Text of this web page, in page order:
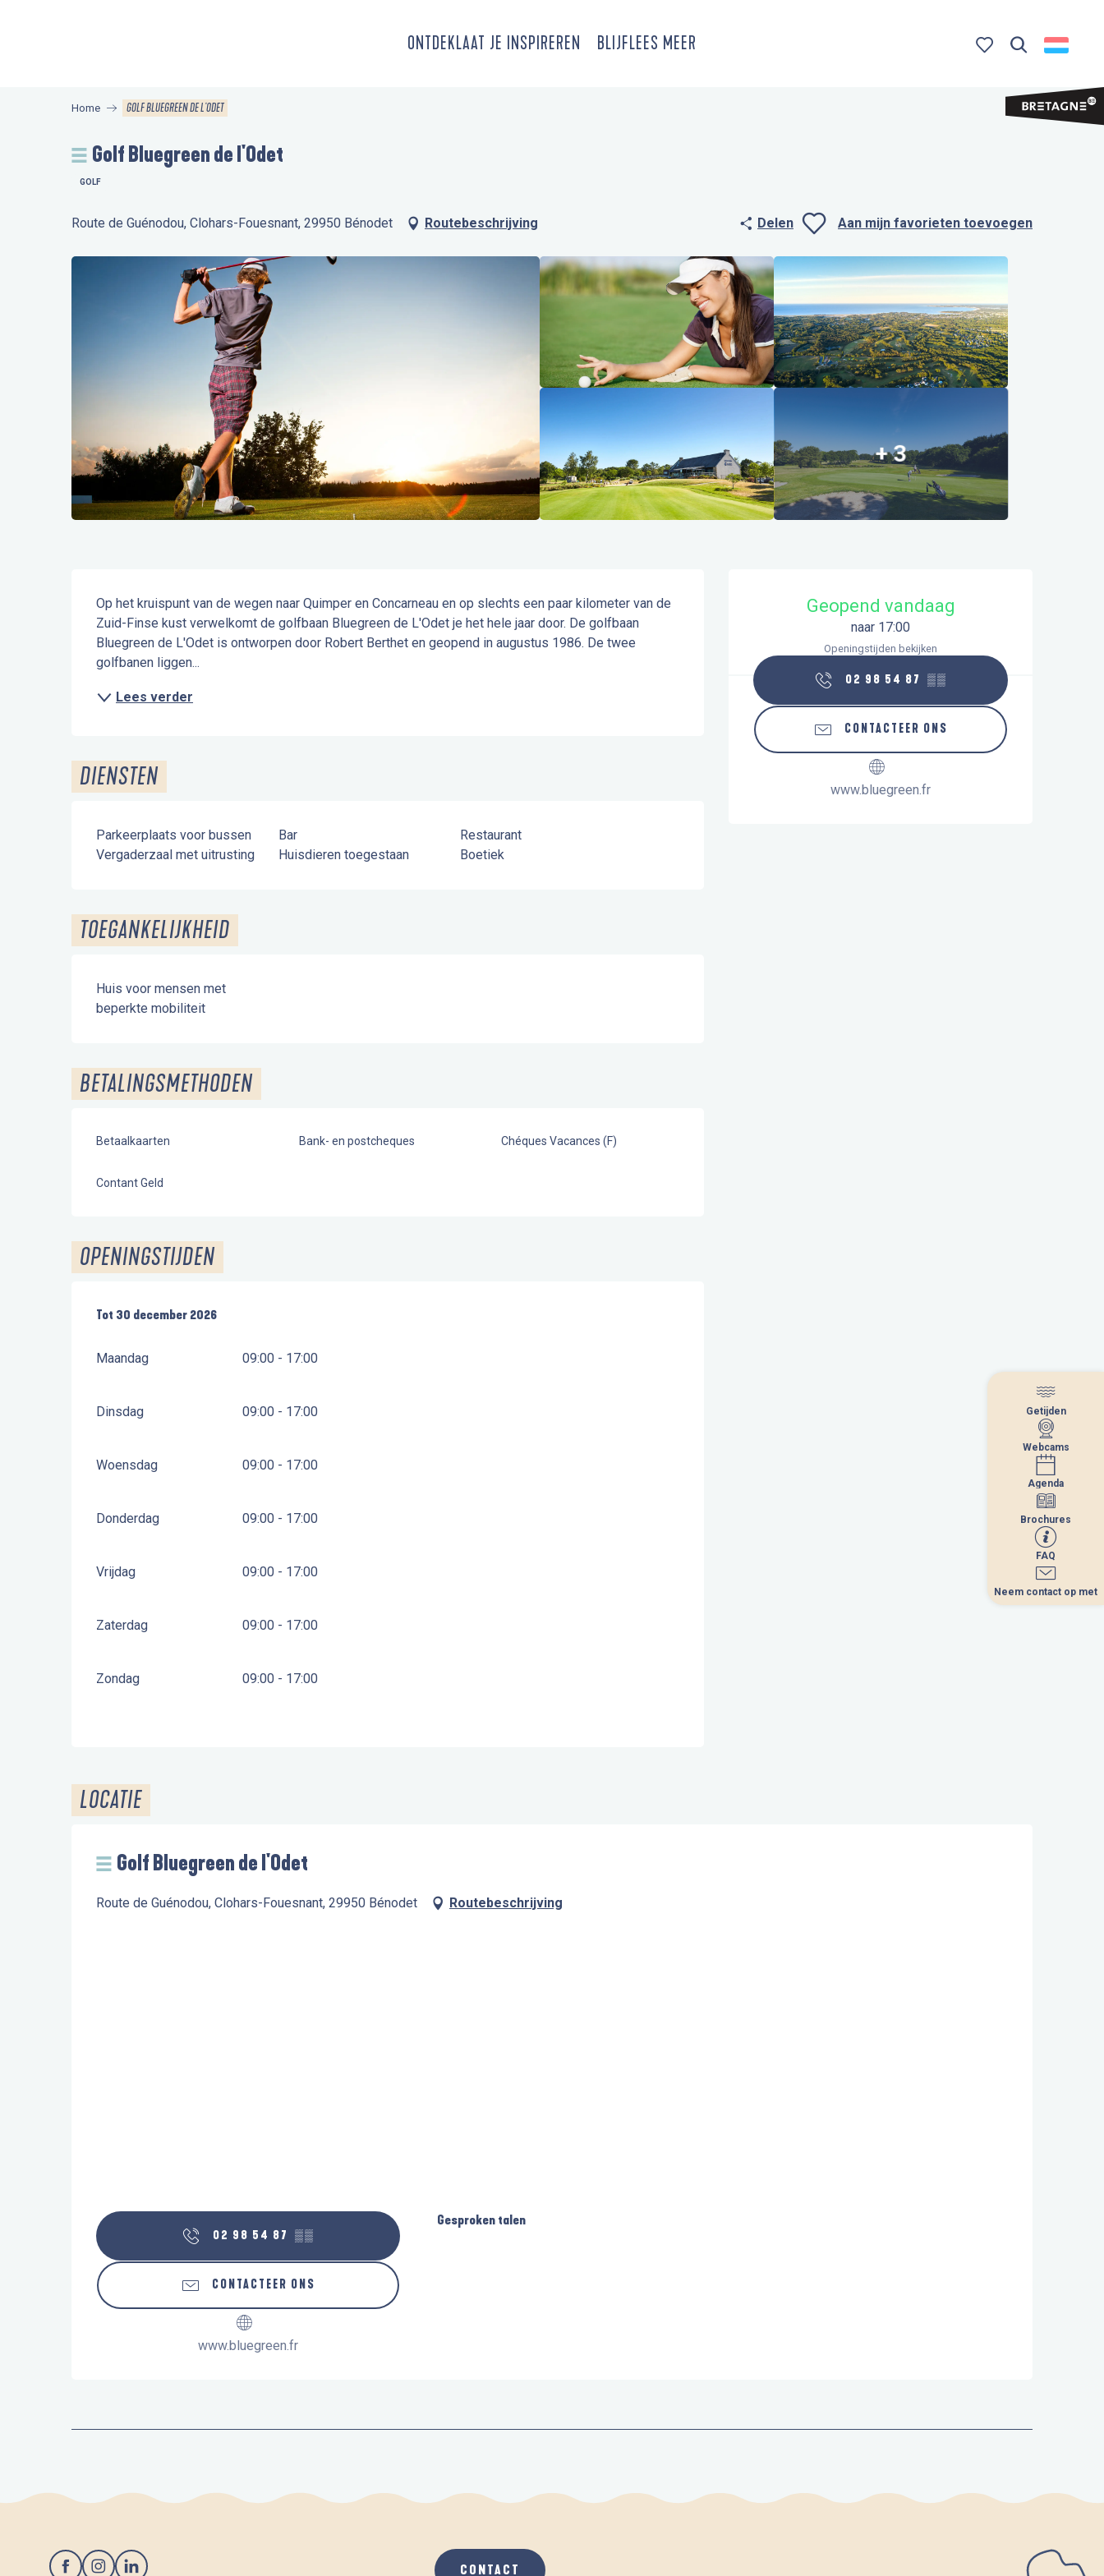
ONTDEKLAAT JE INSPIREREN BLIJFLEES MEER
Getijden
Webcams
Agenda
Brochures
FAQ
Neem contact op met
Home GOLF BLUEGREEN DE L'ODET
Golf Bluegreen de l'Odet
GOLF
Route de Guénodou, Clohars-Fouesnant, 29950 Bénodet Routebeschrijving Delen
Ajouter aux
Aan mijn favorieten toevoegen
+ 3
Openingstijden en
Geopend vandaag
naar 17:00
Openingstijden bekijken
02 98 54 87 ▒▒
CONTACTEER ONS
www.bluegreen.fr
Beschrijving
Op het kruispunt van de wegen naar Quimper en Concarneau en op slechts een paar kilometer van de
Zuid-Finse kust verwelkomt de golfbaan Bluegreen de L'Odet je het hele jaar door. De golfbaan
Bluegreen de L'Odet is ontworpen door Robert Berthet en geopend in augustus 1986. De twee
golfbanen liggen...
Lees verder
DIENSTEN
Parkeerplaats voor bussen Bar
Restaurant
Vergaderzaal met uitrusting
Huisdieren toegestaan Boetiek
TOEGANKELIJKHEID
Huis voor mensen met
beperkte mobiliteit
BETALINGSMETHODEN
Betaalkaarten Bank- en postcheques Chéques Vacances (F)
Contant Geld
OPENINGSTIJDEN
Vanaf2 januari 2026tot
Tot 30 december 2026
Maandag 09:00 - 17:00
Dinsdag 09:00 - 17:00
Woensdag 09:00 - 17:00
Donderdag 09:00 - 17:00
Vrijdag 09:00 - 17:00
Zaterdag 09:00 - 17:00
Zondag 09:00 - 17:00
LOCATIE
Golf Bluegreen de l'Odet
Route de Guénodou, Clohars-Fouesnant, 29950 Bénodet Routebeschrijving
02 98 54 87 ▒▒
CONTACTEER ONS
www.bluegreen.fr
Gesproken talen
Gesproken talen
CONTACT